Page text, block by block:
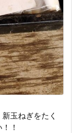
玉ねぎをたく
！